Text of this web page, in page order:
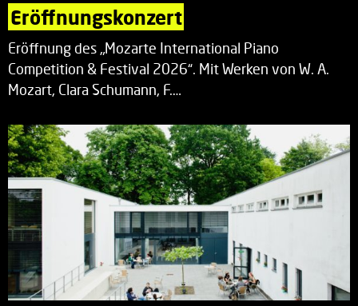
Eröffnungskonzert
Eröffnung des „Mozarte International Piano
Competition & Festival 2026“. Mit Werken von W. A.
Mozart, Clara Schumann, F.…